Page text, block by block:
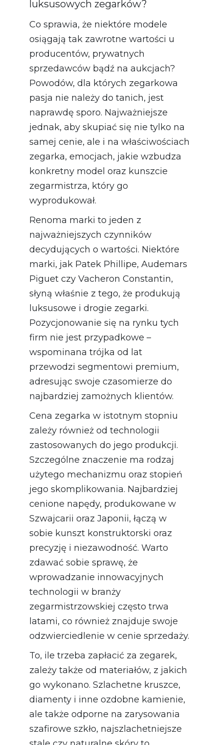
luksusowych zegarków?
Co sprawia, że niektóre modele
osiągają tak zawrotne wartości u
producentów, prywatnych
sprzedawców bądź na aukcjach?
Powodów, dla których zegarkowa
pasja nie należy do tanich, jest
naprawdę sporo. Najważniejsze
jednak, aby skupiać się nie tylko na
samej cenie, ale i na właściwościach
zegarka, emocjach, jakie wzbudza
konkretny model oraz kunszcie
zegarmistrza, który go
wyprodukował.
Renoma marki to jeden z
najważniejszych czynników
decydujących o wartości. Niektóre
marki, jak Patek Phillipe, Audemars
Piguet czy Vacheron Constantin,
słyną właśnie z tego, że produkują
luksusowe i drogie zegarki.
Pozycjonowanie się na rynku tych
firm nie jest przypadkowe –
wspominana trójka od lat
przewodzi segmentowi premium,
adresując swoje czasomierze do
najbardziej zamożnych klientów.
Cena zegarka w istotnym stopniu
zależy również od technologii
zastosowanych do jego produkcji.
Szczególne znaczenie ma rodzaj
użytego mechanizmu oraz stopień
jego skomplikowania. Najbardziej
cenione napędy, produkowane w
Szwajcarii oraz Japonii, łączą w
sobie kunszt konstruktorski oraz
precyzję i niezawodność. Warto
zdawać sobie sprawę, że
wprowadzanie innowacyjnych
technologii w branży
zegarmistrzowskiej często trwa
latami, co również znajduje swoje
odzwierciedlenie w cenie sprzedaży.
To, ile trzeba zapłacić za zegarek,
zależy także od materiałów, z jakich
go wykonano. Szlachetne kruszce,
diamenty i inne ozdobne kamienie,
ale także odporne na zarysowania
szafirowe szkło, najszlachetniejsze